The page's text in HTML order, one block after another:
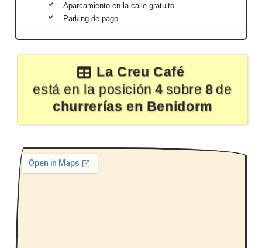
Aparcamiento en la calle gratuito
Parking de pago
La Creu Café
está en la posición 4 sobre 8 de
churrerías en Benidorm